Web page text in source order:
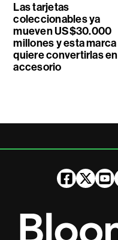
Las tarjetas
coleccionables ya
mueven US$30.000
millones y esta marca
quiere convertirlas en
accesorio